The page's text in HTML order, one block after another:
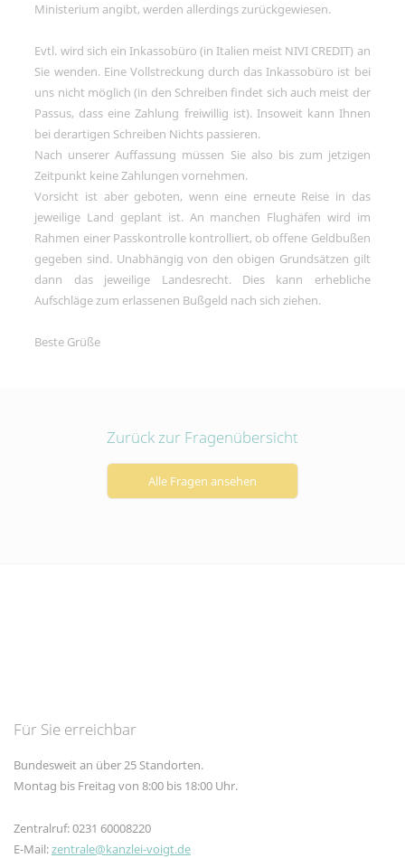
Ministerium angibt, werden allerdings zurückgewiesen.
Evtl. wird sich ein Inkassobüro (in Italien meist NIVI CREDIT) an
Sie wenden. Eine Vollstreckung durch das Inkassobüro ist bei
uns nicht möglich (in den Schreiben findet sich auch meist der
Passus, dass eine Zahlung freiwillig ist). Insoweit kann Ihnen
bei derartigen Schreiben Nichts passieren.
Nach unserer Auffassung müssen Sie also bis zum jetzigen
Zeitpunkt keine Zahlungen vornehmen.
Vorsicht ist aber geboten, wenn eine erneute Reise in das
jeweilige Land geplant ist. An manchen Flughäfen wird im
Rahmen einer Passkontrolle kontrolliert, ob offene Geldbußen
gegeben sind. Unabhängig von den obigen Grundsätzen gilt
dann das jeweilige Landesrecht. Dies kann erhebliche
Aufschläge zum erlassenen Bußgeld nach sich ziehen.
Beste Grüße
Zurück zur Fragenübersicht
Alle Fragen ansehen
Für Sie erreichbar
Bundesweit an über 25 Standorten.
Montag bis Freitag von 8:00 bis 18:00 Uhr.
Zentralruf: 0231 60008220
E-Mail:zentrale@kanzlei-voigt.de